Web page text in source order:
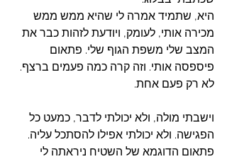
היא, שתמיד אמרה לי שהיא ממש ממש
מכירה אותי, לעומק, ויודעת לזהות כבר את
המצב שלי משפת הגוף שלי. פתאום
פיספסה אותי. וזה קרה כמה פעמים ברצף.
לא רק פעם אחת.
וישבתי מולה, ולא יכולתי לדבר, כמעט כל
הפגישה. ולא יכולתי אפילו להסתכל עליה.
פתאום הדוגמא של השטיח ניראתה לי